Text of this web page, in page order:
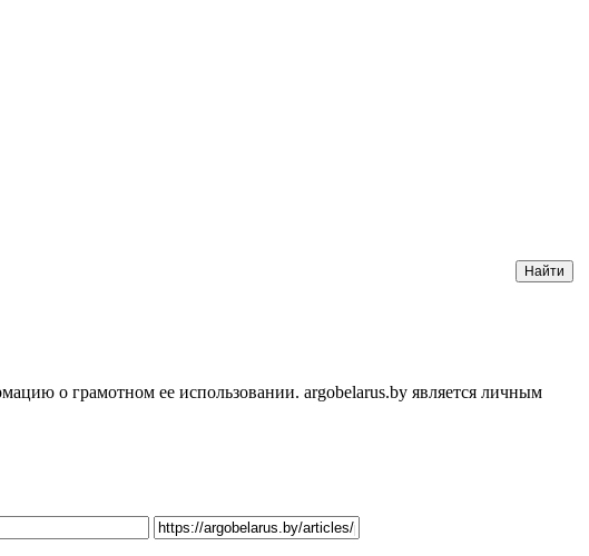
о грамотном ее использовании. argobelarus.by является личным